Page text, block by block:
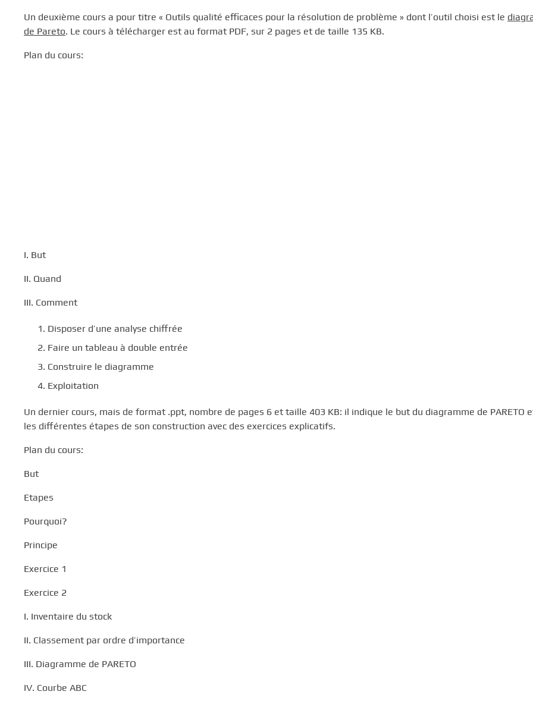
Un deuxième cours a pour titre « Outils qualité efficaces pour la résolution de problème » dont l’outil choisi est le
de Pareto. Le cours à télécharger est au format PDF, sur 2 pages et de taille 135 KB.
Plan du cours:
I. But
II. Quand
III. Comment
Disposer d’une analyse chiffrée
Faire un tableau à double entrée
Construire le diagramme
Exploitation
Un dernier cours, mais de format .ppt, nombre de pages 6 et taille 403 KB: il indique le but du diagramme de PARETO
les différentes étapes de son construction avec des exercices explicatifs.
Plan du cours:
But
Etapes
Pourquoi?
Principe
Exercice 1
Exercice 2
I. Inventaire du stock
II. Classement par ordre d’importance
III. Diagramme de PARETO
IV. Courbe ABC